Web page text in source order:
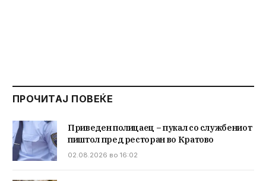
ПРОЧИТАЈ ПОВЕЌЕ
Приведен полицаец – пукал со службениот
пиштол пред ресторан во Кратово
02.08.2026 во 16:02